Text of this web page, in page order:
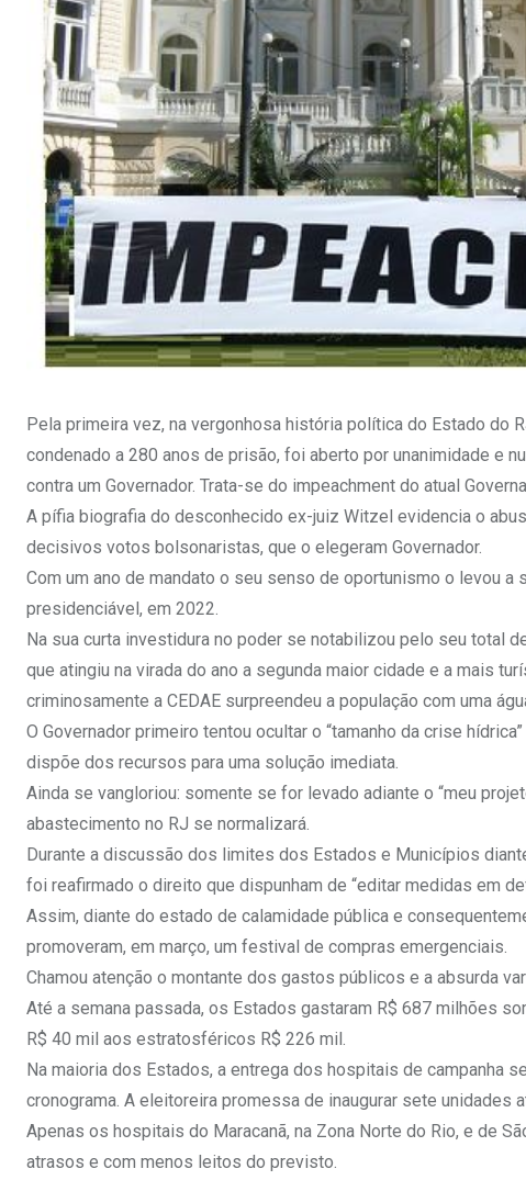
Pela primeira vez, na vergonhosa história política do Estado do
condenado a 280 anos de prisão, foi aberto por unanimidade e
contra um Governador. Trata-se do impeachment do atual
A pífia biografia do desconhecido ex-juiz Witzel evidencia o
decisivos votos bolsonaristas, que o elegeram Governador.
Com um ano de mandato o seu senso de oportunismo o levou
presidenciável, em 2022.
Na sua curta investidura no poder se notabilizou pelo seu total
que atingiu na virada do ano a segunda maior cidade e a mais
criminosamente a CEDAE surpreendeu a população com uma
O Governador primeiro tentou ocultar o “tamanho da crise
dispõe dos recursos para uma solução imediata.
Ainda se vangloriou: somente se for levado adiante o “meu
abastecimento no RJ se normalizará.
Durante a discussão dos limites dos Estados e Municípios
foi reafirmado o direito que dispunham de “editar medidas em
Assim, diante do estado de calamidade pública e
promoveram, em março, um festival de compras emergenciais.
Chamou atenção o montante dos gastos públicos e a absurda
Até a semana passada, os Estados gastaram R$ 687 milhões
R$ 40 mil aos estratosféricos R$ 226 mil.
Na maioria dos Estados, a entrega dos hospitais de campanha
cronograma. A eleitoreira promessa de inaugurar sete unidades
Apenas os hospitais do Maracanã, na Zona Norte do Rio, e de
atrasos e com menos leitos do previsto.